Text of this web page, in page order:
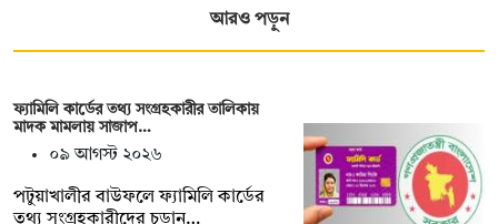
আরও পড়ুন
ফ্যামিলি কার্ডের তথ্য সংগ্রহকারীর তালিকায়
মাদক মামলায় সাজাপ…
০৯ আগস্ট ২০২৬
পটুয়াখালীর বাউফলে ফ্যামিলি কার্ডের
তথ্য সংগ্রহকারীদের চূড়ান…